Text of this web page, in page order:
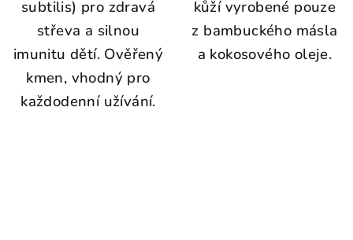
subtilis) pro zdravá
střeva a silnou
imunitu dětí. Ověřený
kmen, vhodný pro
každodenní užívání.
kůží vyrobené pouze
z bambuckého másla
a kokosového oleje.